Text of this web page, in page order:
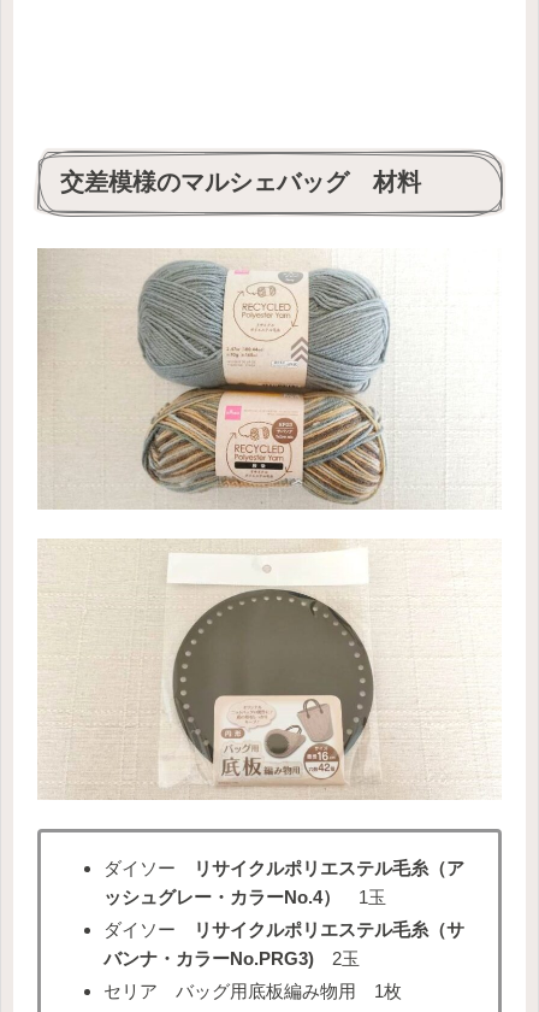
交差模様のマルシェバッグ 材料
ダイソー
リサイクルポリエステル毛糸（ア
ッシュグレー・カラーNo.4）
1玉
ダイソー
リサイクルポリエステル毛糸（サ
バンナ・カラーNo.PRG3)2玉
セリア バッグ用底板編み物用 1枚